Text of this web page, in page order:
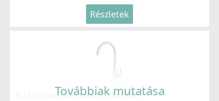
Részletek
ELLECI - Csaptelep CADDY (C01) G68
Továbbiak mutatása